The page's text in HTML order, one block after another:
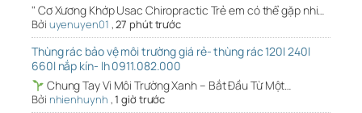
" Cơ Xương Khớp Usac Chiropractic Trẻ em có thể gặp nhi…
Bởi uyenuyen01 ,27 phút trước
Thùng rác bảo vệ môi trường giá rẻ- thùng rác 120l 240l
660l nắp kín- lh 0911.082.000
Chung Tay Vì Môi Trường Xanh – Bắt Đầu Từ Một…
Bởi nhienhuynh ,1 giờ trước